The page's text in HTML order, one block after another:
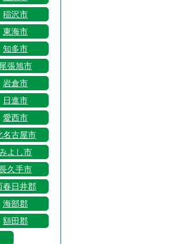
稲沢市
東海市
知多市
尾張旭市
岩倉市
日進市
愛西市
名古屋市
よし市
久手市
春日井郡
海部郡
額田郡